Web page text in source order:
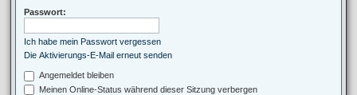
Passwort:
Ich habe mein Passwort vergessen
Die Aktivierungs-E-Mail erneut senden
Angemeldet bleiben
Meinen Online-Status während dieser Sitzung verbergen